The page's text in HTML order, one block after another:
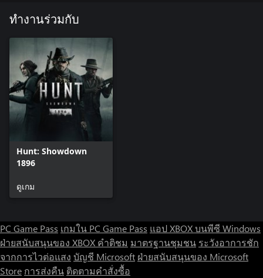
ทำงานร่วมกับ
Hunt: Showdown
1896
ดูเกม
PC Game Pass เกมใน PC Game Pass แอป XBOX บนพีซี Windows
ฝ่ายสนับสนุนของ XBOX คำติชม มาตรฐานชุมชน ระวังอาการชัก
จากการไวต่อแสง บัญชี Microsoft ฝ่ายสนับสนุนของ Microsoft
Store การส่งคืน ติดตามคำสั่งซื้อ